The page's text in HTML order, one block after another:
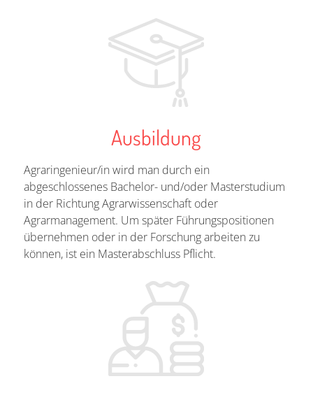
Ausbildung
Agraringenieur/in wird man durch ein
abgeschlossenes Bachelor- und/oder Masterstudium
in der Richtung Agrarwissenschaft oder
Agrarmanagement. Um später Führungspositionen
übernehmen oder in der Forschung arbeiten zu
können, ist ein Masterabschluss Pflicht.